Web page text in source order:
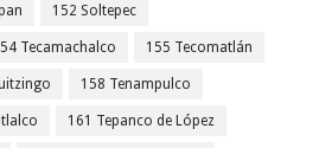
152 Soltepec
Tecamachalco 155 Tecomatlán
158 Tenampulco
161 Tepanco de López